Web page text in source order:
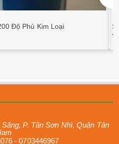
Độ Phủ Kim Loại
P. Tân Sơn Nhì,Quận Tân
-0703446967